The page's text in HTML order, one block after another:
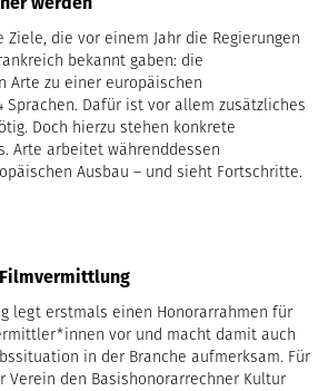
Ziele, die vor einem Jahr die Regierungen
bekannt gaben: die
Arte zu einer europäischen
Dafür ist vor allem zusätzliches
Doch hierzu stehen konkrete
Arte arbeitet währenddessen
Ausbau – und sieht Fortschritte.
legt erstmals einen Honorarrahmen für
vor und macht damit auch
in der Branche aufmerksam. Für
Verein den Basishonorarrechner Kultur